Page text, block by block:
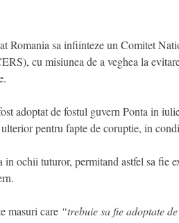
Romania sa infiinteze un Comitet
cu misiunea de a veghea la
adoptat de fostul guvern Ponta in
pentru fapte de coruptie, in
in ochii tuturor, permitand astfel sa fie
masuri care “trebuie sa fie adoptate